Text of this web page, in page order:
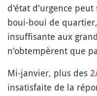
d'état d'urgence
boui-boui de
insuffisante aux
n'obtempèrent que
Mi-janvier, plus des
insatisfaite de la